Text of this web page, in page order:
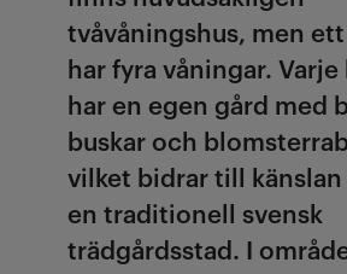
tvåvåningshus, men ett
har fyra våningar.
har en egen gård med
buskar och
vilket bidrar till känslan
en traditionell svensk
trädgårdsstad. I